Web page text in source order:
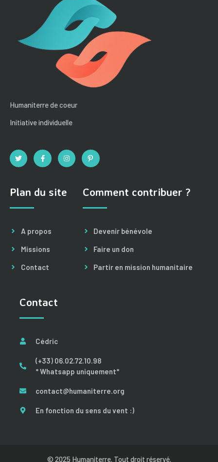
Humaniterre de coeur
Initiative individuelle
Plan du site
A propos
Missions
Contact
Comment contribuer ?
Devenir bénévole
Faire un don
Partir en mission humanitaire
Contact
Cédric
(+33) 06.02.72.10.98
* Whatsapp uniquement*
contact@humaniterre.org
En fonction du sens du vent :)
© 2025 Humaniterre. Tout droit réservé.